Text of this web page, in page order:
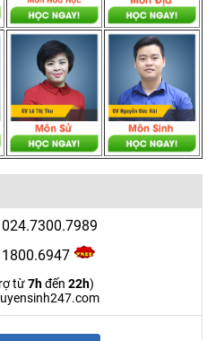
024.7300.7989
1800.6947
từ7hđến 22h)